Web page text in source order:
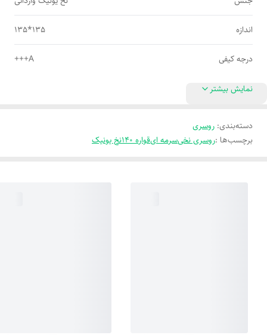
اندازه 135*135
درجه کیفی A+++
نمایش بیشتر
دسته‌بندی: روسری
برچسب‌ها :روسری نخیسرمه ایقواره 140 نخ یونیک